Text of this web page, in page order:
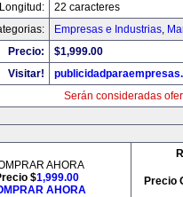
Longitud:
22 caracteres
Empresas e Industrias,
Precio:
$1,999.00
Visitar!
Serán consideradas
AHORA
$1,999.00
AHORA
Precio